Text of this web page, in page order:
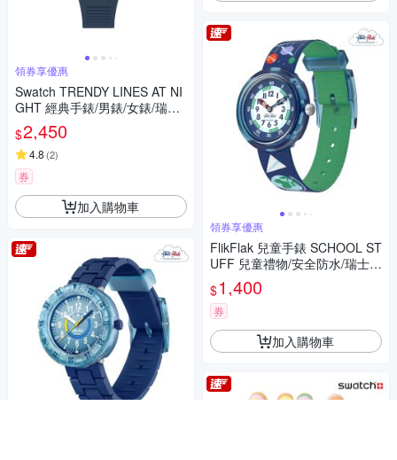
領券享優惠
Swatch TRENDY LINES AT NI
GHT 經典手錶/男錶/女錶/瑞士
製造 SO28I700 (34mm)
$2,450
4.8 (2)
券
加入購物車
領券享優惠
FlikFlak 兒童手錶 SCHOOL ST
UFF 兒童禮物/安全防水/瑞士製
造 FBNP245 FBNP245 (31.85
mm)
$1,400
券
加入購物車